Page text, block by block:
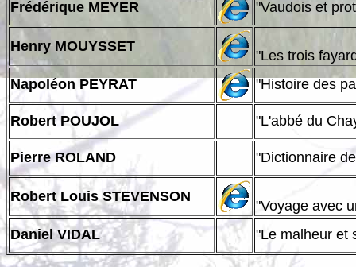
Frédérique MEYER
"Vaudois et
Henry MOUYSSET
"Les trois
Napoléon PEYRAT
"Histoire
Robert POUJOL
Pierre ROLAND "Dictionnaire
Robert Louis STEVENSON
"Voyage
Daniel VIDAL
"Le malheur et